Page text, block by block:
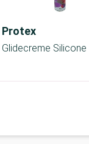
Protex
Glidecreme Silicone